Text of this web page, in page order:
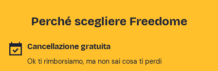
Perché scegliere Freedome
Cancellazione gratuita
Ok ti rimborsiamo, ma non sai cosa ti perdi